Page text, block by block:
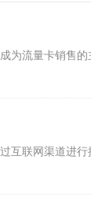
流量卡销售
联网渠道进